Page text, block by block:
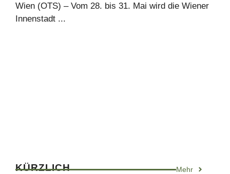
Wien (OTS) – Vom 28. bis 31. Mai wird die Wiener
Innenstadt ...
KÜRZLICH Mehr